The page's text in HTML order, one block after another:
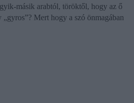
másik arabtól, töröktől, hogy az ő
Mert hogy a szó önmagában